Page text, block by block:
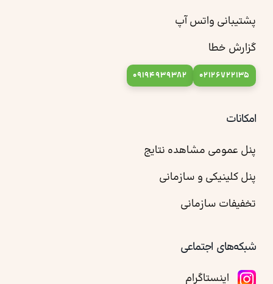
پشتیبانی واتس آپ
گزارش خطا
02126722135
09194939382
امکانات
پنل عمومی مشاهده نتایج
پنل کلینیکی و سازمانی
تخفیفات سازمانی
شبکه‌های اجتماعی
اینستاگرام